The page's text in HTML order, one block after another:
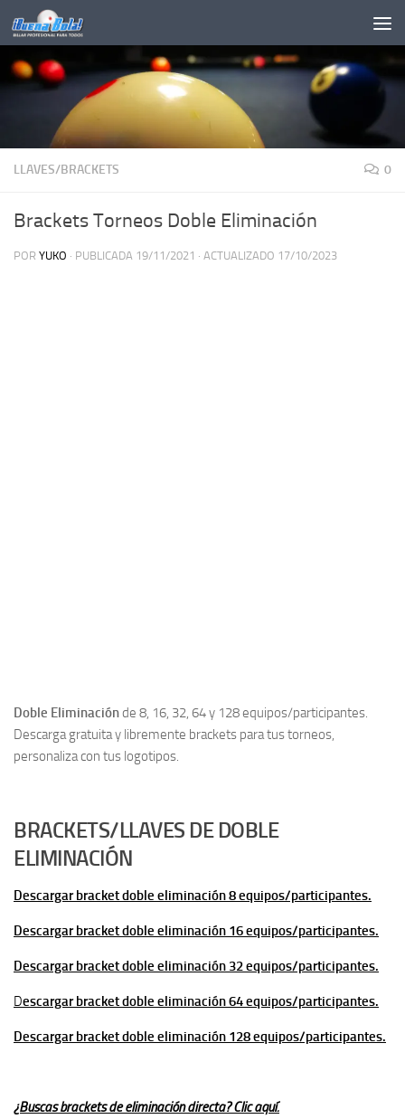
Saltar al contenido
LLAVES/BRACKETS 0
Brackets Torneos Doble Eliminación
POR YUKO · PUBLICADA 19/11/2021 · ACTUALIZADO 17/10/2023
Doble Eliminaciónde 8, 16, 32, 64 y 128 equipos/participantes.
Descarga gratuita y libremente brackets para tus torneos,
personaliza con tus logotipos.
BRACKETS/LLAVES DE DOBLE
ELIMINACIÓN
Descargar bracket doble eliminación 8 equipos/participantes.
Descargar bracket doble eliminación 16 equipos/participantes.
Descargar bracket doble eliminación 32 equipos/participantes.
Descargar bracket doble eliminación 64 equipos/participantes.
Descargar bracket doble eliminación 128 equipos/participantes.
¿Buscas brackets de eliminación directa? Clic aquí.